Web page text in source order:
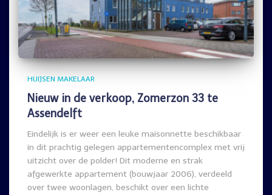
HUIJSEN MAKELAAR
Nieuw in de verkoop, Zomerzon 33 te
Assendelft
Eindelijk is er weer een leuke maisonnette beschikbaar
in dit prachtig gelegen appartementencomplex met vrij
uitzicht over de polder! Dit moderne en strak
afgewerkte appartement (bouwjaar 2006), verdeeld
over twee woonlagen, beschikt over een lichte